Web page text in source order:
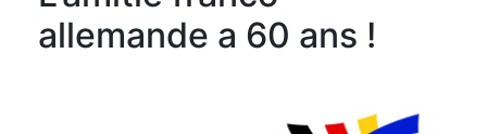
allemande a 60 ans !